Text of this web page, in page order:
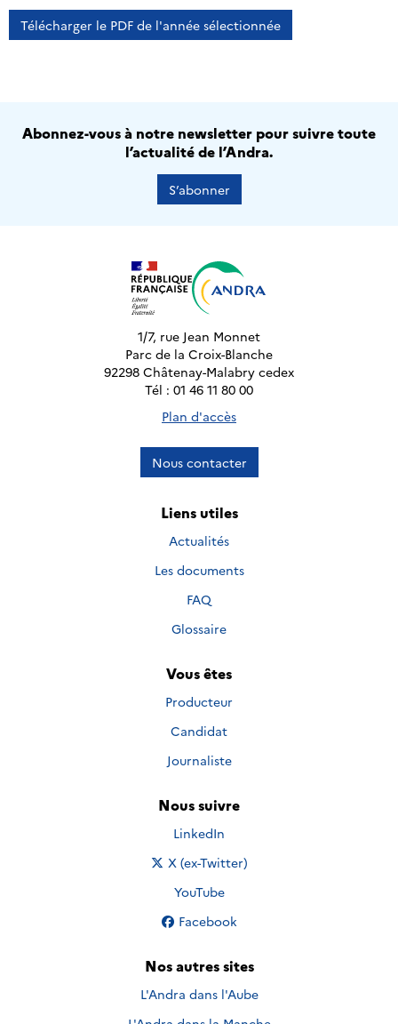
Télécharger le PDF de l'année sélectionnée
Abonnez-vous à notre newsletter pour suivre toute
l’actualité de l’Andra.
S’abonner
1/7, rue Jean Monnet
Parc de la Croix-Blanche
92298 Châtenay-Malabry cedex
Tél : 01 46 11 80 00
Plan d'accès
Nous contacter
Liens utiles
Actualités
Les documents
FAQ
Glossaire
Vous êtes
Producteur
Candidat
Journaliste
Nous suivre
Nous suivre sur
LinkedIn
Nous suivre sur
X (ex-Twitter)
Nous suivre sur
YouTube
Nous suivre sur
Facebook
Nos autres sites
L'Andra dans l'Aube